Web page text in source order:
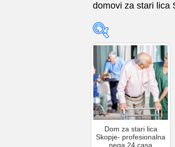
domovi za stari lica
Product categories
Product categories
Dom za stari lica
Skopje- profesionalna
nega 24 casa